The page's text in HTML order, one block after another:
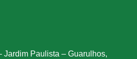
Jardim Paulista – Guarulhos,